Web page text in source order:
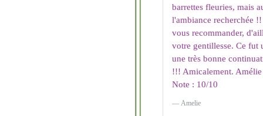
barrettes fleuries, mais
l'ambiance recherchée
vous recommander,
votre gentillesse. Ce fut
une très bonne
!!! Amicalement. Amélie
Note : 10/10
Amelie